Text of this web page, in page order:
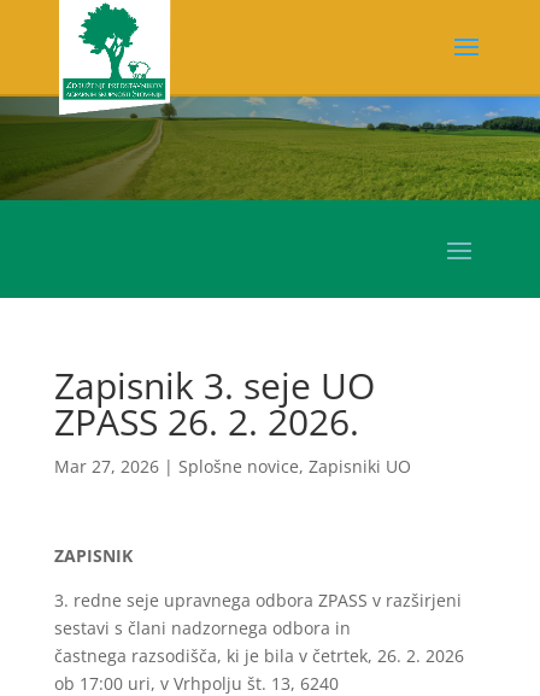
Zapisnik 3. seje UO
ZPASS 26. 2. 2026.
Mar 27, 2026| Splošne novice, Zapisniki UO
ZAPISNIK
3. redne seje upravnega odbora ZPASS v razširjeni
sestavi s člani nadzornega odbora in
častnega razsodišča, ki je bila v četrtek, 26. 2. 2026
ob 17:00 uri, v Vrhpolju št. 13, 6240